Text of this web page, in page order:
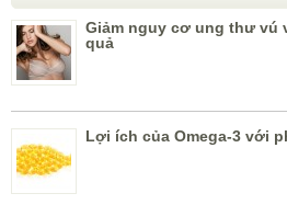
Giảm nguy cơ ung thư vú
quả
Lợi ích của Omega-3 với